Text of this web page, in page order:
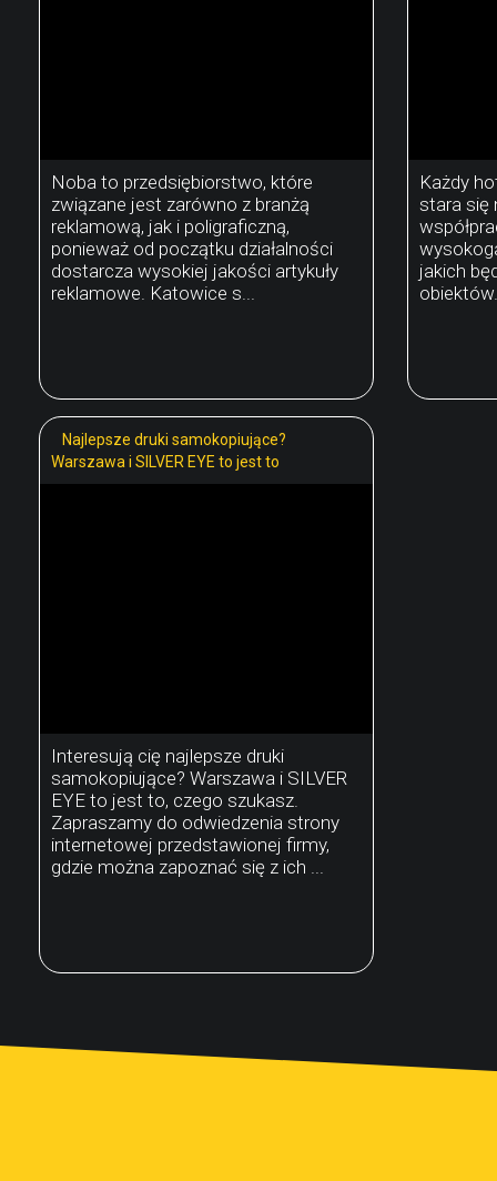
Noba to przedsiębiorstwo, które
związane jest zarówno z branżą
reklamową, jak i poligraficzną,
ponieważ od początku działalności
dostarcza wysokiej jakości artykuły
reklamowe. Katowice s...
Każdy
stara się
jakich
Najlepsze druki samokopiujące?
Warszawa i SILVER EYE to jest to
Interesują cię najlepsze druki
samokopiujące? Warszawa i SILVER
EYE to jest to, czego szukasz.
Zapraszamy do odwiedzenia strony
internetowej przedstawionej firmy,
gdzie można zapoznać się z ich ...